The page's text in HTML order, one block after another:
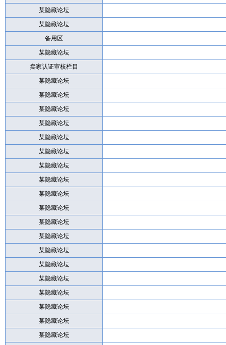
某隐藏论坛
某隐藏论坛
备用区
某隐藏论坛
卖家认证审核栏目
某隐藏论坛
某隐藏论坛
某隐藏论坛
某隐藏论坛
某隐藏论坛
某隐藏论坛
某隐藏论坛
某隐藏论坛
某隐藏论坛
某隐藏论坛
某隐藏论坛
某隐藏论坛
某隐藏论坛
某隐藏论坛
某隐藏论坛
某隐藏论坛
某隐藏论坛
某隐藏论坛
某隐藏论坛